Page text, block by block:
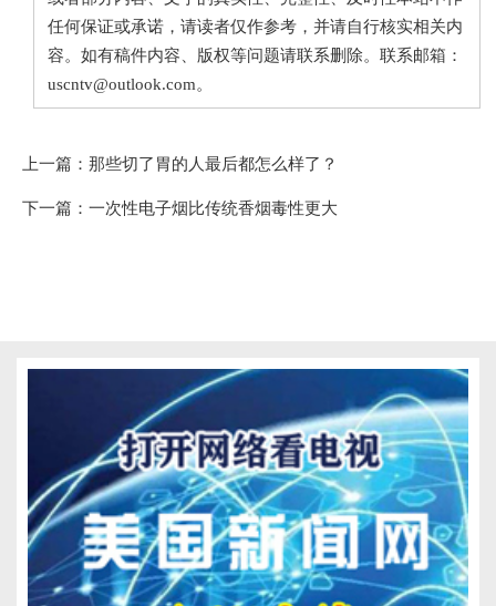
任何保证或承诺，请读者仅作参考，并请自行核实相关内
容。如有稿件内容、版权等问题请联系删除。联系邮箱：
uscntv@outlook.com。
上一篇： 那些切了胃的人最后都怎么样了？
下一篇： 一次性电子烟比传统香烟毒性更大